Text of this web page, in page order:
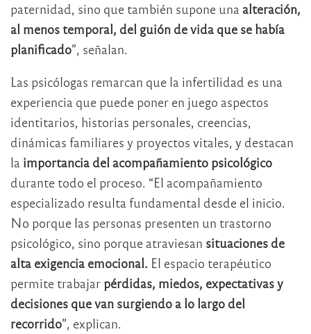
paternidad, sino que también supone una alteración,
al menos temporal, del guión de vida que se había
planificado”, señalan.
Las psicólogas remarcan que la infertilidad es una
experiencia que puede poner en juego aspectos
identitarios, historias personales, creencias,
dinámicas familiares y proyectos vitales, y destacan
la importancia del acompañamiento psicológico
durante todo el proceso. “El acompañamiento
especializado resulta fundamental desde el inicio.
No porque las personas presenten un trastorno
psicológico, sino porque atraviesan situaciones de
alta exigencia emocional. El espacio terapéutico
permite trabajar pérdidas, miedos, expectativas y
decisiones que van surgiendo a lo largo del
recorrido”, explican.